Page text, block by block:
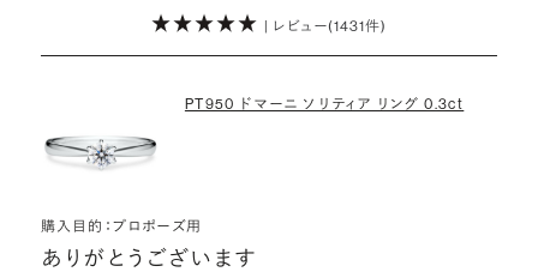
婚約指輪にさらなる華やかさを添える小ぶりなダイヤモンドも、一般的
わたしたちのダイヤモンドについて
| レビュー(1431件)
PT950 ドマーニ ソリティア リング 0.3ct
購入目的：プロポーズ用
ありがとうございます